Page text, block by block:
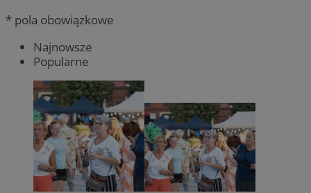
* pola obowiązkowe
Najnowsze
Popularne